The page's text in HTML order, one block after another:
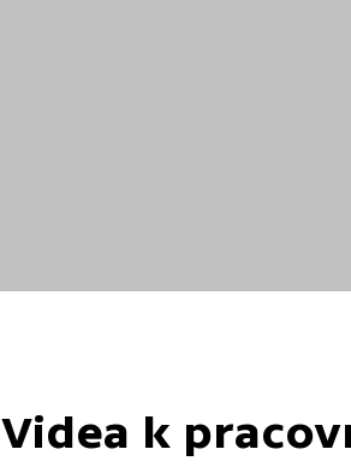
Videa k